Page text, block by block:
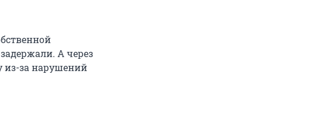
А через
из-за нарушений